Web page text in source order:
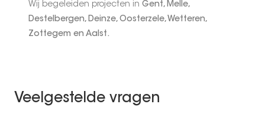
Wij begeleiden projecten in Gent, Melle,
Destelbergen, Deinze, Oosterzele, Wetteren,
Zottegem en Aalst.
Veelgestelde vragen